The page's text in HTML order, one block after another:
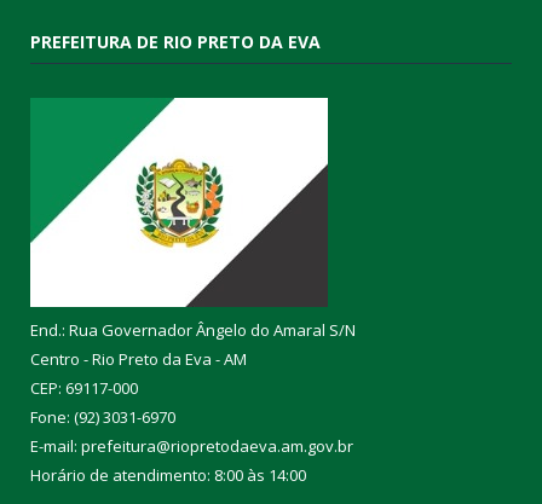
PREFEITURA DE RIO PRETO DA EVA
End.: Rua Governador Ângelo do Amaral S/N
Centro - Rio Preto da Eva - AM
CEP: 69117-000
Fone: (92) 3031-6970
E-mail: prefeitura@riopretodaeva.am.gov.br
Horário de atendimento: 8:00 às 14:00